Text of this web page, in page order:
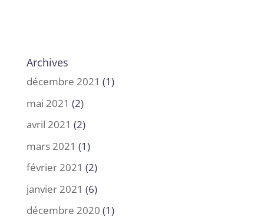
Archives
décembre 2021 (1)
mai 2021 (2)
avril 2021 (2)
mars 2021 (1)
février 2021 (2)
janvier 2021 (6)
décembre 2020 (1)